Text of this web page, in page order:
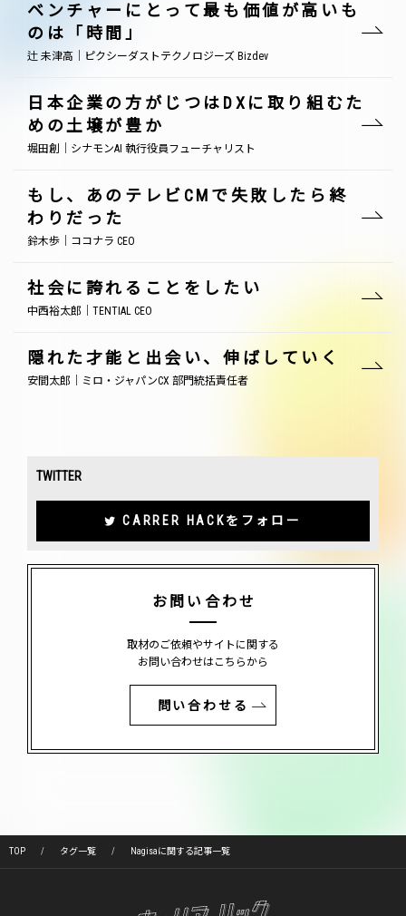
ベンチャーにとって最も価値が高いも
のは「時間」
辻 未津高｜ピクシーダストテクノロジーズ Bizdev
日本企業の方がじつはDXに取り組むた
めの土壌が豊か
堀田創｜シナモンAI 執行役員フューチャリスト
もし、あのテレビCMで失敗したら終
わりだった
鈴木歩｜ココナラ CEO
社会に誇れることをしたい
中西裕太郎｜TENTIAL CEO
隠れた才能と出会い、伸ばしていく
安間太郎｜ミロ・ジャパンCX 部門統括責任者
TWITTER
CARRER HACKをフォロー
お問い合わせ
取材のご依頼やサイトに関する
お問い合わせはこちらから
問い合わせる
TOP タグ一覧 Nagisaに関する記事一覧